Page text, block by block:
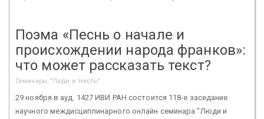
Поэма «Песнь о начале и
происхождении народа франков»:
что может рассказать текст?
Семинары, "Люди и тексты"
29 ноября в ауд. 1427 ИВИ РАН состоится 118-е заседание
научного междисциплинарного онлайн семинара "Люди и